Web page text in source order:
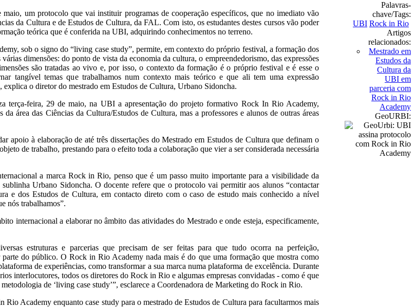
um protocolo que vai instituir programas de cooperação específicos, que no imediato vão
da Cultura e de Estudos de Cultura, da FAL. Com isto, os estudantes destes cursos vão poder
teórica que é conferida na UBI, adquirindo conhecimentos no terreno.
sob o signo do “living case study”, permite, em contexto do próprio festival, a formação dos
dimensões: do ponto de vista da economia da cultura, o empreendedorismo, das expressões
são tratadas ao vivo e, por isso, o contexto da formação é o próprio festival e é esse o
tangível temas que trabalhamos num contexto mais teórico e que ali tem uma expressão
o diretor do mestrado em Estudos de Cultura, Urbano Sidoncha.
terça-feira, 29 de maio, na UBI a apresentação do projeto formativo Rock In Rio Academy,
área das Ciências da Cultura/Estudos de Cultura, mas a professores e alunos de outras áreas
apoio à elaboração de até três dissertações do Mestrado em Estudos de Cultura que definam o
de trabalho, prestando para o efeito toda a colaboração que vier a ser considerada necessária
a marca Rock in Rio, penso que é um passo muito importante para a visibilidade da
Urbano Sidoncha. O docente refere que o protocolo vai permitir aos alunos “contactar
e dos Estudos de Cultura, em contacto direto com o caso de estudo mais conhecido a nível
nós trabalhamos”.
internacional a elaborar no âmbito das atividades do Mestrado e onde esteja, especificamente,
estruturas e parcerias que precisam de ser feitas para que tudo ocorra na perfeição,
do público. O Rock in Rio Academy nada mais é do que uma formação que mostra como
de experiências, como transformar a sua marca numa plataforma de excelência. Durante
interlocutores, todos os diretores do Rock in Rio e algumas empresas convidadas - como é que
de ‘living case study’”, esclarece a Coordenadora de Marketing do Rock in Rio.
Academy enquanto case study para o mestrado de Estudos de Cultura para facultarmos mais
Palavras-
chave/Tags:
UBI Rock in Rio
Artigos
relacionados:
Mestrado em
Estudos da
Cultura da
UBI em
parceria com
Rock in Rio
Academy
GeoURBI: